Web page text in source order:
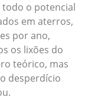
todo o potencial
em aterros,
por ano,
os lixões do
teórico, mas
desperdício